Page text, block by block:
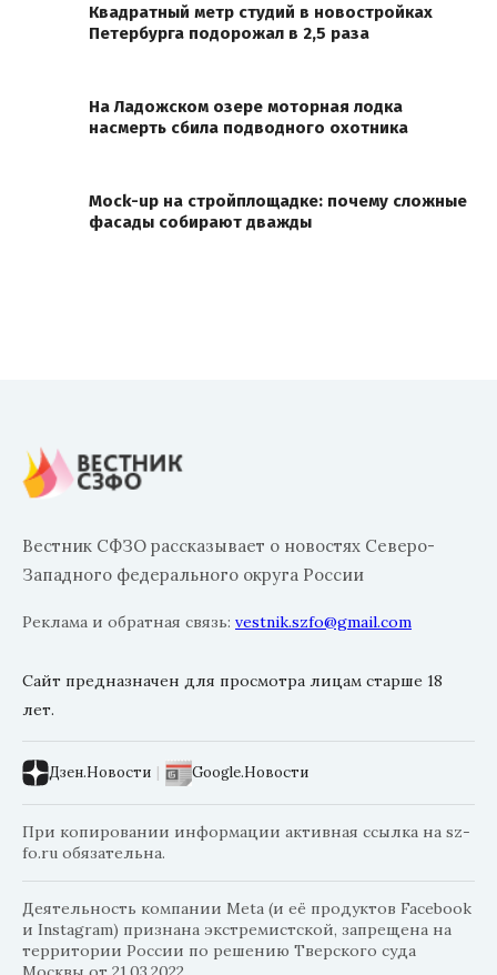
Квадратный метр студий в новостройках
Петербурга подорожал в 2,5 раза
На Ладожском озере моторная лодка
насмерть сбила подводного охотника
Mock-up на стройплощадке: почему сложные
фасады собирают дважды
Вестник СФЗО рассказывает о новостях Северо-
Западного федерального округа России
Реклама и обратная связь: vestnik.szfo@gmail.com
Сайт предназначен для просмотра лицам старше 18
лет.
Дзен.Новости | Google.Новости
При копировании информации активная ссылка на sz-
fo.ru обязательна.
Деятельность компании Meta (и её продуктов Facebook
и Instagram) признана экстремистской, запрещена на
территории России по решению Тверского суда